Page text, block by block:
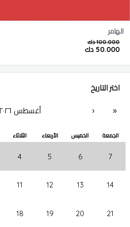
الهامر
100.000 دك
50.000 دك
اختر التاريخ
أغسطس ٢٠٢٦ › »
الثلاثاء الأربعاء الخميس الجمعة
4 5 6 7
11 12 13 14
18 19 20 21